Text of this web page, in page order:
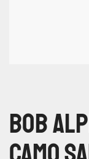
Bob